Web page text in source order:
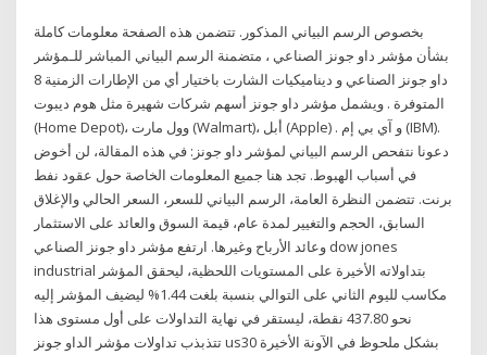
بخصوص الرسم البياني المذكور. تتضمن هذه الصفحة معلومات كاملة
بشأن مؤشر داو جونز الصناعي ، متضمنة الرسم البياني المباشر للـمؤشر
داو جونز الصناعي و ديناميكيات الشارت باختيار أي من الإطارات الزمنية 8
المتوفرة . ويشمل مؤشر داو جونز أسهم شركات شهيرة مثل هوم ديبوت
(Home Depot)، وول مارت (Walmart)، أبل (Apple) . و آي بي إم (IBM).
دعونا نتفحص الرسم البياني لمؤشر داو جونز: في هذه المقالة، لن أخوض
في أسباب الهبوط. تجد هنا جميع المعلومات الخاصة حول عقود نفط
برنت. تتضمن النظرة العامة، الرسم البياني للسعر، السعر الحالي والإغلاق
السابق، الحجم والتغيير لمدة عام، قيمة السوق والعائد على الاستثمار
وعائد الأرباح وغيرها. ارتفع مؤشر داو جونز الصناعي dow jones
industrial بتداولاته الأخيرة على المستويات اللحظية، ليحقق المؤشر
مكاسب لليوم الثاني على التوالي بنسبة بلغت 1.44% ليضيف المؤشر إليه
نحو 437.80 نقطة، ليستقر في نهاية التداولات على أول مستوى هذا
تتذبذب تداولات مؤشر الداو جونز us30 بشكل ملحوظ في الآونة الأخيرة